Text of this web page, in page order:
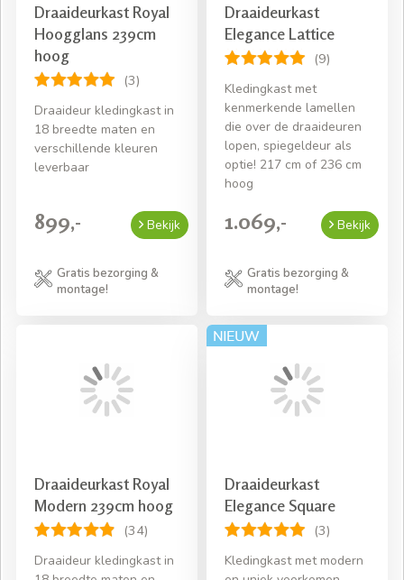
Draaideurkast Royal
Hoogglans 239cm
hoog
(3)
Draaideur kledingkast in
18 breedte maten en
verschillende kleuren
leverbaar
899,- Bekijk
Gratis bezorging &
montage!
Draaideurkast
Elegance Lattice
(9)
Kledingkast met
kenmerkende lamellen
die over de draaideuren
lopen, spiegeldeur als
optie! 217 cm of 236 cm
hoog
1.069,- Bekijk
Gratis bezorging &
montage!
Draaideurkast Royal
Modern 239cm hoog
(34)
Draaideur kledingkast in
Draaideurkast
Elegance Square
(3)
Kledingkast met modern